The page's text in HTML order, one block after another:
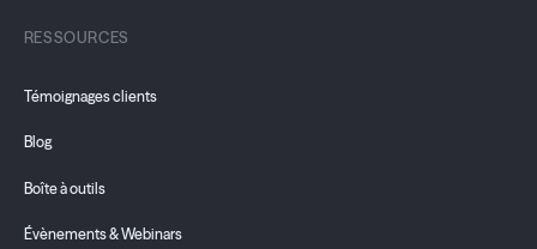
RESSOURCES
Témoignages clients
Blog
Boîte à outils
Évènements & Webinars